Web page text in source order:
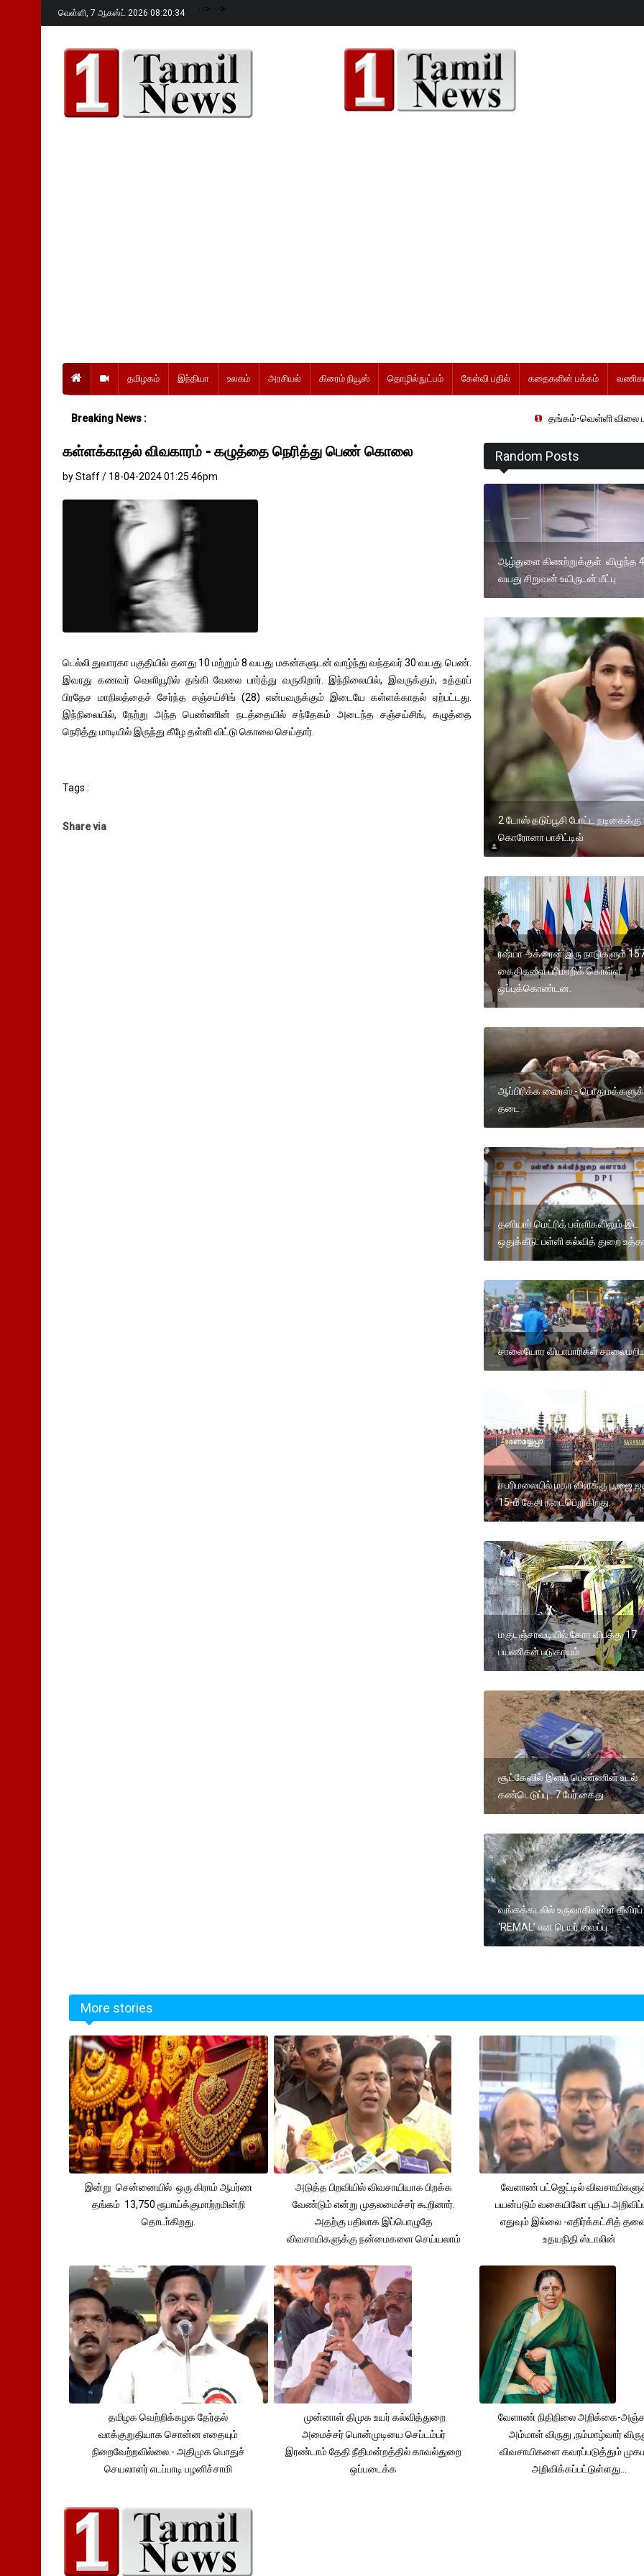
வெள்ளி, 7 ஆகஸ்ட் 2026 08:20:35 --> -->
தமிழகம் இந்தியா உலகம் அரசியல் கிரைம் நியூஸ் தொழில்நுட்பம் கேள்வி பதில் கதைகளின் பக்கம்
Breaking News : தங்கம்-வெள்ளி விலை
கள்ளக்காதல் விவகாரம் - கழுத்தை நெரித்து பெண் கொலை
by Staff / 18-04-2024 01:25:46pm
டெல்லி துவாரகா பகுதியில் தனது 10 மற்றும் 8 வயது மகன்களுடன் வாழ்ந்து வந்தவர் 30 வயது பெண்.
இவரது கணவர் வெளியூரில் தங்கி வேலை பார்த்து வருகிறார். இந்நிலையில், இவருக்கும், உத்தரப்
பிரதேச மாநிலத்தைச் சேர்ந்த சஞ்சய்சிங் (28) என்பவருக்கும் இடையே கள்ளக்காதல் ஏற்பட்டது.
இந்நிலையில், நேற்று அந்த பெண்ணின் நடத்தையில் சந்தேகம் அடைந்த சஞ்சய்சிங், கழுத்தை
நெரித்து மாடியில் இருந்து கீழே தள்ளி விட்டு கொலை செய்தார்.
Tags :
Share via
Random Posts
ஆழ்துளை கிணற்றுக்குள் விழுந்த 4
வயது சிறுவன் உயிருடன் மீட்பு
2 டோஸ் தடுப்பூசி போட்ட நடிகைக்கு
கொரோனா பாசிட்டிவ்
ரஷ்யா -உக்ரைன் இரு நாடுகளும்
கைதிகளை பரிமாறிக் கொள்ள
ஒப்புக்கொண்டன.
ஆப்பிரிக்க வைரஸ் -
தடை
தனியார் மெட்ரிக் பள்ளிகளிலும் இட
ஒதுக்கீடு: பள்ளி கல்வித் துறை
சாலையோர வியாபாரிகள்
சபரிமலையில் மகர விளக்கு பூஜை
15-ம் தேதி நடைபெறுகிறது.
மகுடஞ்சாவடியில் கோர விபத்து 17
பயணிகள் படுகாயம்
சூட்கேஸில் இளம் பெண்ணின் உடல்
கண்டெடுப்பு.. 7 பேர் கைது
வங்கக்கடலில் உருவாகிவுள்ள தீவிரப்
‘REMAL’ என பெயர் வைப்பு
More stories
இன்று சென்னையில் ஒரு கிராம் ஆபர்ண
தங்கம் 13,750 ரூபாய்க்குமாற்றமின்றி
தொடா்கிறது.
அடுத்த பிறவியில் விவசாயியாக பிறக்க
வேண்டும் என்று முதலமைச்சர் கூறினார்.
அதற்கு பதிலாக இப்பொழுதே
விவசாயிகளுக்கு நன்மைகளை செய்யலாம்
வேளாண் பட்ஜெட்டில்
பயன்படும் வகையிலோ புதிய
எதுவும் இல்லை -எதிர்க்கட்சித்
உதயநிதி ஸ்டாலின்
தமிழக வெற்றிக்கழக தேர்தல்
வாக்குறுதியாக சொன்ன எதையும்
நிறைவேற்றவில்லை.- அதிமுக பொதுச்
செயலாளர் எடப்பாடி பழனிச்சாமி
முன்னாள் திமுக உயர் கல்வித்துறை
அமைச்சர் பொன்முடியை செப்டம்பர்
இரண்டாம் தேதி நீதிமன்றத்தில் காவல்துறை
ஒப்படைக்க
வேளாண் நிதிநிலை அறிக்கை-
அம்மாள் விருது ,நம்மாழ்வார்
விவசாயிகளை கவரப்படுத்தும்
அறிவிக்கப்பட்டுள்ளது...